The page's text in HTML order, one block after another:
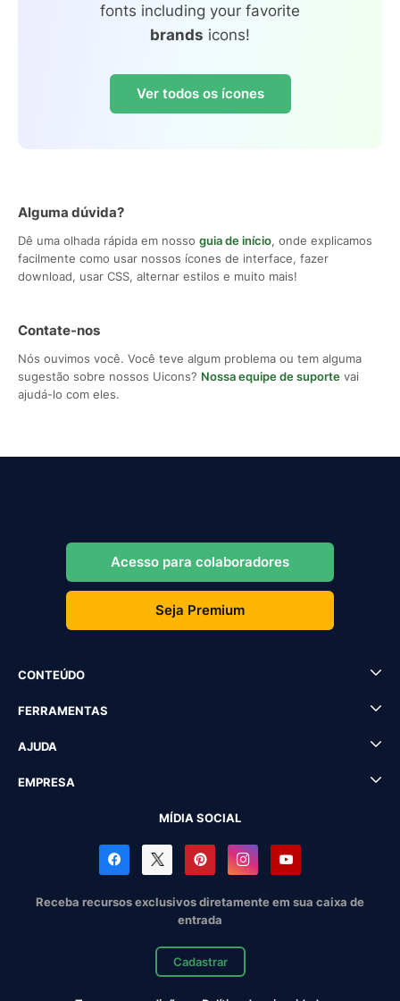
fonts including your favorite
brands icons!
Ver todos os ícones
Alguma dúvida?
Dê uma olhada rápida em nosso guia de início, onde explicamos
facilmente como usar nossos ícones de interface, fazer
download, usar CSS, alternar estilos e muito mais!
Contate-nos
Nós ouvimos você. Você teve algum problema ou tem alguma
sugestão sobre nossos Uicons? Nossa equipe de suporte vai
ajudá-lo com eles.
Acesso para colaboradores
Seja Premium
CONTEÚDO
FERRAMENTAS
AJUDA
EMPRESA
MÍDIA SOCIAL
Receba recursos exclusivos diretamente em sua caixa de
entrada
Cadastrar